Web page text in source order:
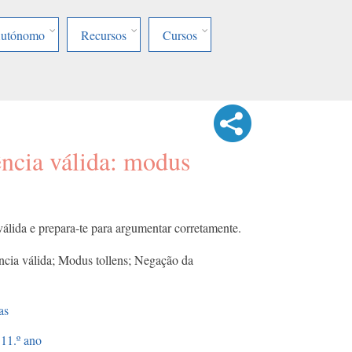
Recursos Cursos
válida: modus
e prepara-te para argumentar corretamente.
válida; Modus tollens; Negação da
11.º ano